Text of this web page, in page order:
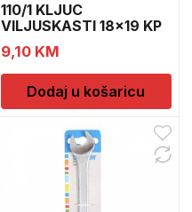
110/1 KLJUC
VILJUSKASTI 18×19 KP
600085
9,10 KM
Dodaj u košaricu